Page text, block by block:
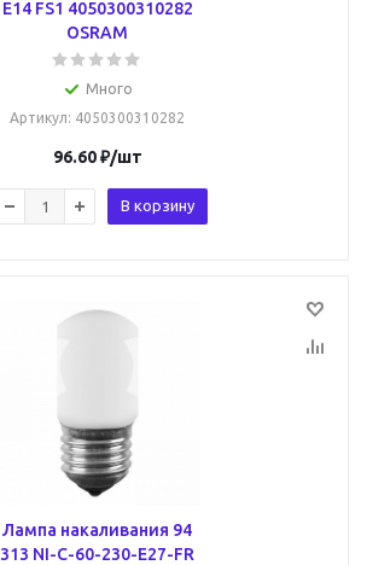
E14 FS1 4050300310282
OSRAM
Много
Артикул: 4050300310282
96.60₽/шт
В корзину
Лампа накаливания 94
313 NI-C-60-230-E27-FR